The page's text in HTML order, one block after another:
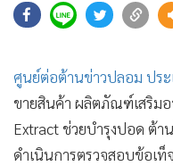
• ละคร
Cyber BIZ
•
ผู้จัดกวน
• Good health & Well-
• Green Innovation & SD
ศูนย์ต่อต้านข่าวปลอม ประ
ขายสินค้า ผลิตภัณฑ์เสริมอ
Extract ช่วยบำรุงปอด ต้า
ดำเนินการตรวจสอบข้อเ